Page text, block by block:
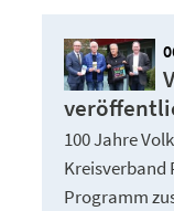
100 Jahre
Kreisverband
Programm